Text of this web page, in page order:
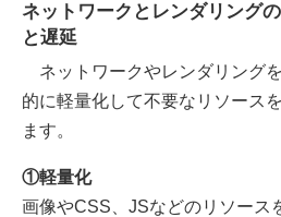
ネットワークとレンダリング
と遅延
ネットワークやレンダリング
的に軽量化して不要なリソース
ます。
①軽量化
画像やCSS、JSなどのリソース